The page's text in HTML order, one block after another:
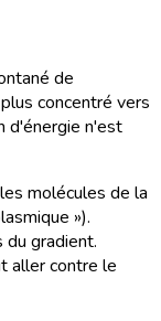
de
concentré vers
d'énergie n'est
molécules de la
»).
du gradient.
aller contre le